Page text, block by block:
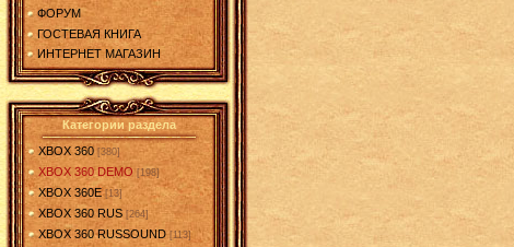
ФОРУМ
ГОСТЕВАЯ КНИГА
ИНТЕРНЕТ МАГАЗИН
Категории раздела
XBOX 360 [380]
XBOX 360 DEMO [198]
XBOX 360E [13]
XBOX 360 RUS [264]
XBOX 360 RUSSOUND [113]